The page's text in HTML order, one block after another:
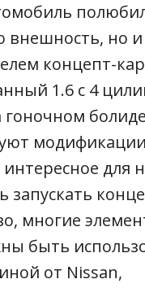
но и
концепт-
1.6 с 4
гоночном болиде
для
запускать
многие
быть
от Nissan,